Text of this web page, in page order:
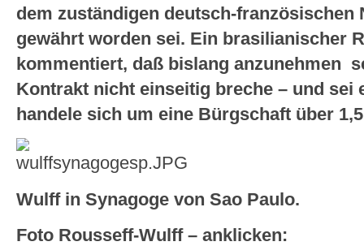
dem zuständigen deutsch-französischen
gewährt worden sei. Ein brasilianischer
kommentiert, daß bislang anzunehmen
Kontrakt nicht einseitig breche – und sei
handele sich um eine Bürgschaft über
Wulff in Synagoge von Sao Paulo.
Foto Rousseff-Wulff – anklicken: